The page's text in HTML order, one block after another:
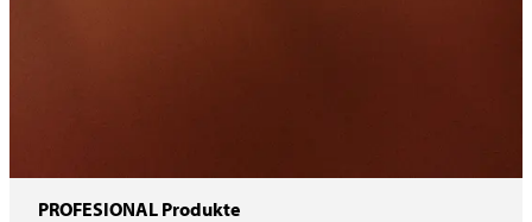
PROFESIONAL Produkte